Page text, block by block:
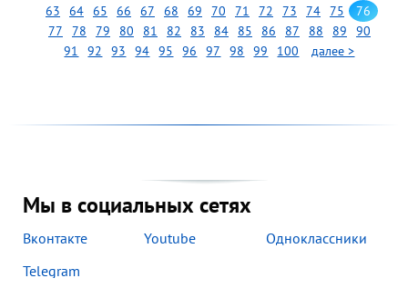
63
64 65 66 67 68 69 70 71 72 73 74 75
76
77
78 79 80 81 82 83 84 85 86 87 88 89
90
91
92 93 94 95 96 97 98 99 100 далее >
Мы в социальных сетях
Вконтакте Youtube
Одноклассники
Telegram